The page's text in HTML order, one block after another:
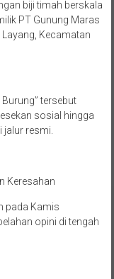
biji timah berskala
PT Gunung Maras
Layang, Kecamatan
Burung” tersebut
sosial hingga
resmi.
Keresahan
pada Kamis
opini di tengah